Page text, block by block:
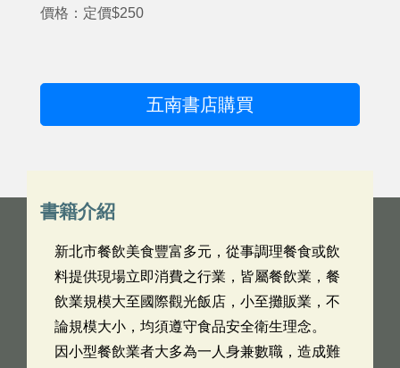
價格：定價$250
五南書店購買
書籍介紹
新北市餐飲美食豐富多元，從事調理餐食或飲
料提供現場立即消費之行業，皆屬餐飲業，餐
飲業規模大至國際觀光飯店，小至攤販業，不
論規模大小，均須遵守食品安全衛生理念。
因小型餐飲業者大多為一人身兼數職，造成難